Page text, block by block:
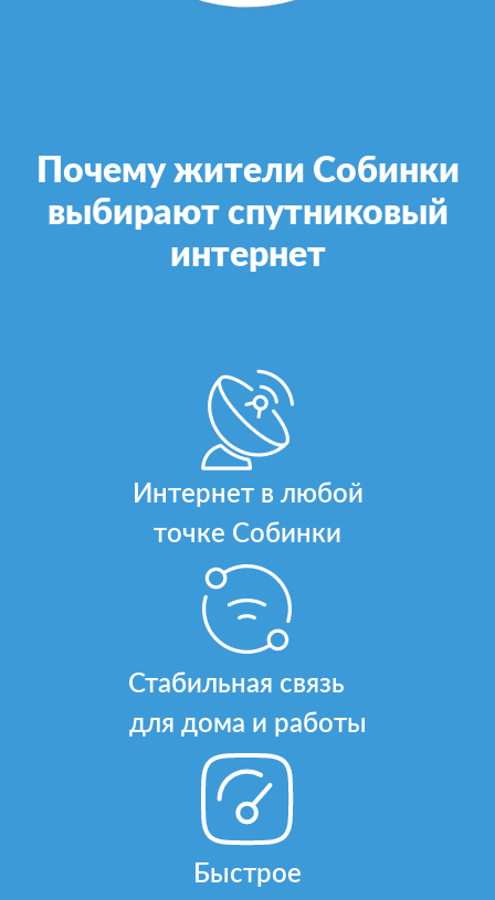
Почему жители Собинки
выбирают спутниковый
интернет
Интернет в любой
точке Собинки
Стабильная связь
для дома и работы
Быстрое